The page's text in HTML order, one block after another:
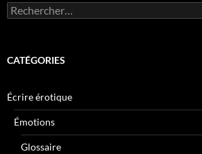
Rechercher :
CATÉGORIES
Écrire érotique
Émotions
Glossaire